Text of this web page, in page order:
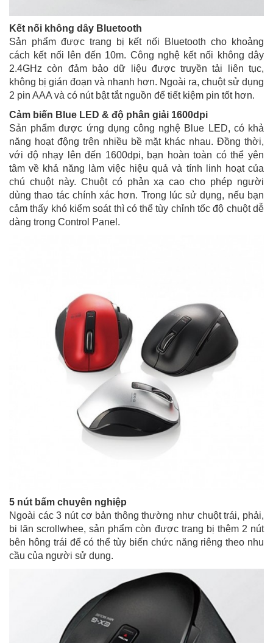
Kết nối không dây Bluetooth
Sản phẩm được trang bị kết nối Bluetooth cho khoảng
cách kết nối lên đến 10m. Công nghệ kết nối không dây
2.4GHz còn đảm bảo dữ liệu được truyền tải liên tục,
không bị gián đoạn và nhanh hơn. Ngoài ra, chuột sử dụng
2 pin AAA và có nút bật tắt nguồn để tiết kiệm pin tốt hơn.
Cảm biến Blue LED & độ phân giải 1600dpi
Sản phẩm được ứng dụng công nghệ Blue LED, có khả
năng hoạt động trên nhiều bề mặt khác nhau. Đồng thời,
với độ nhạy lên đến 1600dpi, bạn hoàn toàn có thể yên
tâm về khả năng làm việc hiệu quả và tính linh hoạt của
chú chuột này. Chuột có phản xạ cao cho phép người
dùng thao tác chính xác hơn. Trong lúc sử dụng, nếu bạn
cảm thấy khó kiểm soát thì có thể tùy chỉnh tốc độ chuột dễ
dàng trong Control Panel.
5 nút bấm chuyên nghiệp
Ngoài các 3 nút cơ bản thông thường như chuột trái, phải,
bi lăn scrollwhee, sản phẩm còn được trang bị thêm 2 nút
bên hông trái để có thể tùy biến chức năng riêng theo nhu
cầu của người sử dụng.